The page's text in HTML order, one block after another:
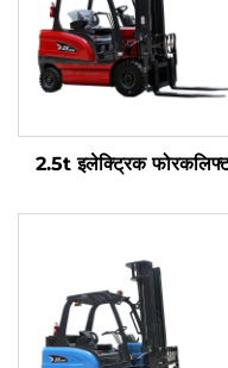
2.5t इलेक्ट्रिक